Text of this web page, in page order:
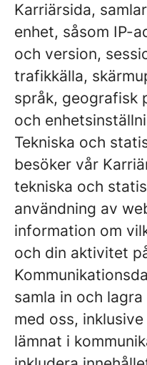
Karriärsida,
enhet, såsom IP-
och version,
trafikkälla,
språk, geografisk
och
Tekniska och
besöker vår
tekniska och
användning av
information om
och din aktivitet
samla in och
med oss,
lämnat i